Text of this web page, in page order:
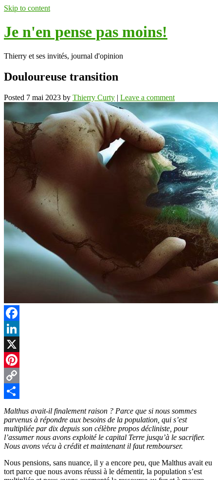
Skip to content
Je n'en pense pas moins!
Thierry et ses invités, journal d'opinion
Douloureuse transition
Posted 7 mai 2023 by Thierry Curty | Leave a comment
Facebook
LinkedIn
X
Pinterest
Copy
Link
Partager
Malthus avait-il finalement raison ? Parce que si nous sommes
parvenus à répondre aux besoins de la population, qui s’est
multipliée par dix depuis son célèbre propos décliniste, pour
l’assumer nous avons exploité le capital Terre jusqu’à le sacrifier.
Nous avons vécu à crédit et maintenant il faut rembourser.
Nous pensions, sans nuance, il y a encore peu, que Malthus avait eu
tort parce que nous avons réussi à le démentir, la population s’est